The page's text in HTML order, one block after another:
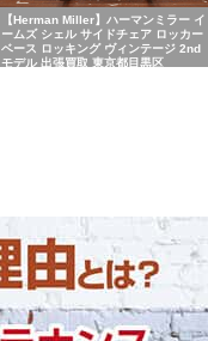
【Herman Miller】ハーマンミラー イ
ームズ シェル サイドチェア ロッカー
ベース ロッキング ヴィンテージ 2nd
モデル 出張買取 東京都目黒区